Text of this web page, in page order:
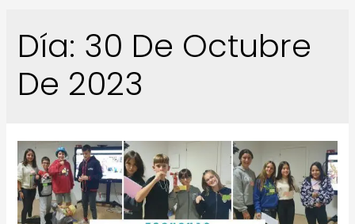
Día: 30 De Octubre
De 2023